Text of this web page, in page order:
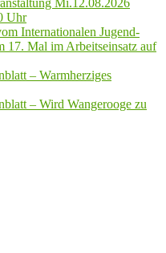
Mi.12.08.2026
Uhr
Internationalen Jugend-
17. Mal im Arbeitseinsatz auf
– Warmherziges
– Wird Wangerooge zu